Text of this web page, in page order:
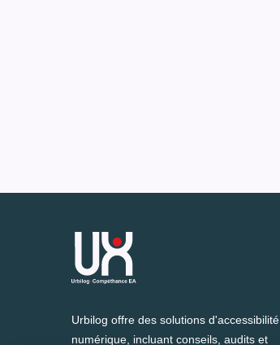
Urbilog offre des solutions d'accessibilité
numérique, incluant conseils, audits et